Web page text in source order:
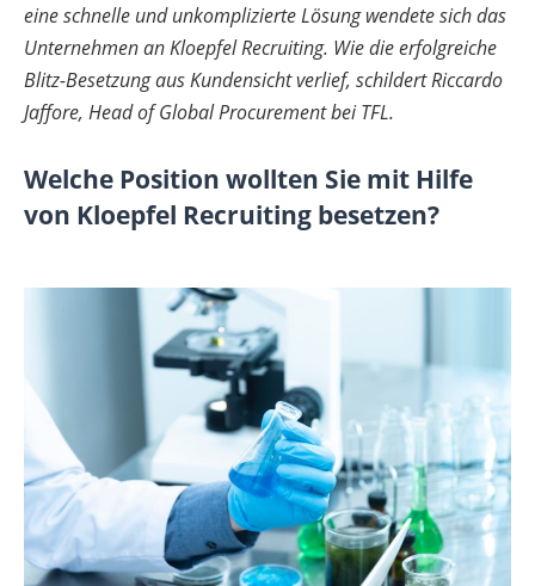
eine schnelle und unkomplizierte Lösung wendete sich das
Unternehmen an Kloepfel Recruiting. Wie die erfolgreiche
Blitz-Besetzung aus Kundensicht verlief, schildert Riccardo
Jaffore, Head of Global Procurement bei TFL.
Welche Position wollten Sie mit Hilfe
von Kloepfel Recruiting besetzen?